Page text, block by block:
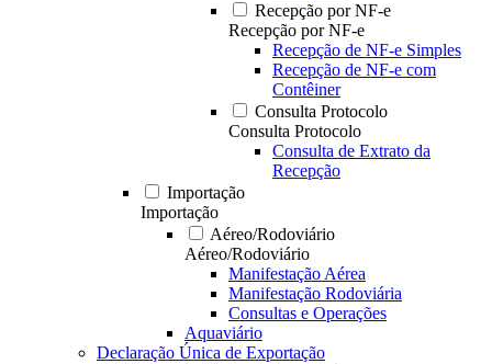
Recepção por NF-e
Recepção por NF-e
Recepção de NF-e Simples
Recepção de NF-e com
Contêiner
Consulta Protocolo
Consulta Protocolo
Consulta de Extrato da
Recepção
Importação
Importação
Aéreo/Rodoviário
Aéreo/Rodoviário
Manifestação Aérea
Manifestação Rodoviária
Consultas e Operações
Aquaviário
Declaração Única de Exportação